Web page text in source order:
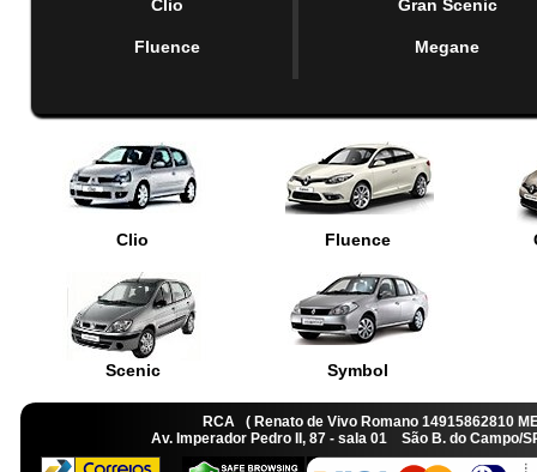
Clio
Fluence
Gran Scenic
Megane
Clio Fluence
Scenic Symbol
RCA ( Renato de Vivo Romano
Av. Imperador Pedro II, 87 - sala 01 São B. do